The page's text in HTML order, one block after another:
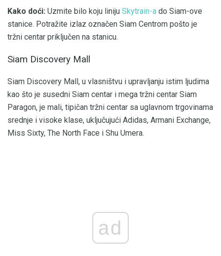
Kako doći: Uzmite bilo koju liniju Skytrain-a do Siam-ove
stanice. Potražite izlaz označen Siam Centrom pošto je
tržni centar priključen na stanicu.
Siam Discovery Mall
Siam Discovery Mall, u vlasništvu i upravljanju istim ljudima
kao što je susedni Siam centar i mega tržni centar Siam
Paragon, je mali, tipičan tržni centar sa uglavnom trgovinama
srednje i visoke klase, uključujući Adidas, Armani Exchange,
Miss Sixty, The North Face i Shu Umera.
ad